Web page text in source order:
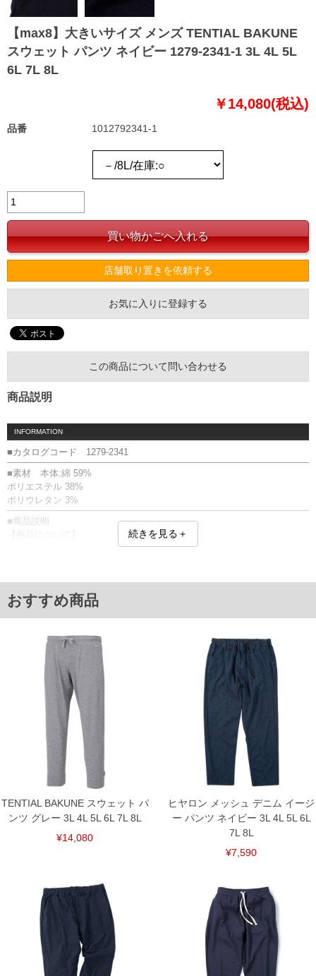
【max8】大きいサイズ メンズ TENTIAL BAKUNE
スウェット パンツ ネイビー 1279-2341-1 3L 4L 5L
6L 7L 8L
￥14,080(税込)
品番 1012792341-1
店舗取り置きを依頼する
お気に入りに登録する
この商品について問い合わせる
商品説明
INFORMATION
■カタログコード 1279-2341
■素材 本体:綿 59%
ポリエステル 38%
ポリウレタン 3%
■商品説明
製造メーカーの都合によりお届けが遅れる可能性や、販売中止になる場
セラミックスの粉末を独自技術で練り込んだ特殊繊維。遠赤外線効果で
医療機器製造販売届出番号:13B1X10360000006
機械器具12理学診療用器具
一般医療機器 温熱用パック 37240010
■サイズ表
サイズ/ウエスト/股下/わたり幅/ヒップ/総丈
3L/95～110/70/39/130/104
4L/105～120/70/41/137/106
5L/115～130/70/43/145/108
6L/125～140/70/45/154/110
7L/135～150/70/47/162/112
8L/145～160/70/49/170/114
単位はcm
※【返品交換について】
下着(肌着)やワイシャツは商品の性質上、返品交換不可とさせて頂いております。予め
裾上げ料金は500円+税となります。
備考欄に股下●cmとご記入下さい。（裾上げ無料対象商品は1本につき税込6,000円以
上の品が対象。1本5,999円以下の商品は有料（500円+税）となります。）
出荷まで約1週間～20日間程お時間を頂く場合がございます。
尚、裾上げした商品は返品・交換不可となりますので、予めご了承下さい。
一部、お直しに対応出来ない商品がございます。(例：裾にファスナーや調節ひもが付
いている、極端なデザインが施されている等)
※商品によって若干のサイズの誤差がございます。また、お客様がご使用の環境（コ
続きを見る＋
おすすめ商品
TENTIAL BAKUNE スウェット パ
ンツ グレー 3L 4L 5L 6L 7L 8L
¥14,080
ヒヤロン メッシュ デニム イージ
ー パンツ ネイビー 3L 4L 5L 6L
7L 8L
¥7,590